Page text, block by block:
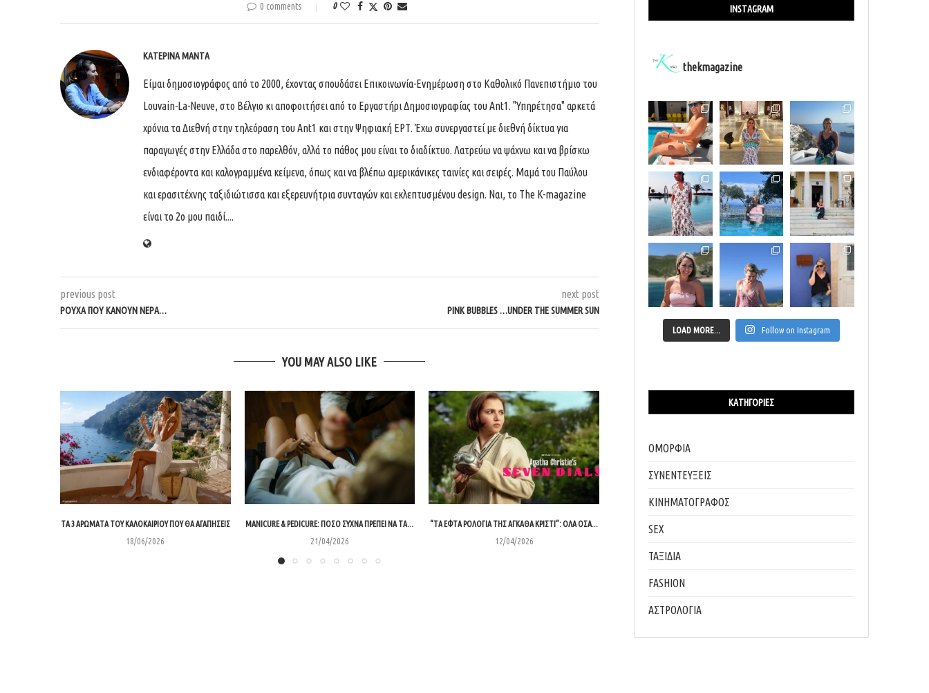
0 comments 0
ΚΑΤΕΡΊΝΑ ΜΑΝΤΆ
Είμαι δημοσιογράφος από το 2000, έχοντας σπουδάσει Επικοινωνία-Ενημέρωση στο Καθολικό Πανεπιστήμιο του
Louvain-La-Neuve, στο Βέλγιο κι αποφοιτήσει από το Εργαστήρι Δημοσιογραφίας του Ant1. "Υπηρέτησα" αρκετά
χρόνια τα Διεθνή στην τηλεόραση του Ant1 και στην Ψηφιακή ΕΡΤ. Έχω συνεργαστεί με διεθνή δίκτυα για
παραγωγές στην Ελλάδα στο παρελθόν, αλλά το πάθος μου είναι το διαδίκτυο. Λατρεύω να ψάχνω και να βρίσκω
ενδιαφέροντα και καλογραμμένα κείμενα, όπως και να βλέπω αμερικάνικες ταινίες και σειρές. Μαμά του Παύλου
και ερασιτέχνης ταξιδιώτισσα και εξερευνήτρια συνταγών και εκλεπτυσμένου design. Ναι, το The K-magazine
είναι το 2ο μου παιδί....
previous post
ΡΟΎΧΑ ΠΟΥ ΚΆΝΟΥΝ ΝΕΡΆ…
next post
PINK BUBBLES …UNDER THE SUMMER SUN
YOU MAY ALSO LIKE
ΤΑ 3 ΑΡΏΜΑΤΑ ΤΟΥ ΚΑΛΟΚΑΙΡΙΟΎ ΠΟΥ ΘΑ ΑΓΑΠΉΣΕΙΣ
18/06/2026
MANICURE & PEDICURE: ΠΌΣΟ ΣΥΧΝΆ ΠΡΈΠΕΙ ΝΑ ΤΑ...
21/04/2026
“ΤΑ ΕΦΤΆ ΡΟΛΌΓΙΑ ΤΗΣ ΑΓΚΆΘΑ ΚΡΊΣΤΙ”: ΌΛΑ ΌΣΑ...
12/04/2026
ΤΑ ΚΑΛΎΤΕΡΑ ΠΑΣΧΑΛΙΝΆ ΔΏΡΑ ΘΑ ΤΑ ΒΡΟΎΜΕ
28/03/2026
INSTAGRAM
thekmagazine
LOAD MORE... Follow on Instagram
ΚΑΤΗΓΟΡΊΕΣ
ΟΜΟΡΦΙΑ
ΣΥΝΕΝΤΕΥΞΕΙΣ
ΚΙΝΗΜΑΤΟΓΡΑΦΟΣ
SEX
ΤΑΞΙΔΙΑ
FASHION
ΑΣΤΡΟΛΟΓΙΑ